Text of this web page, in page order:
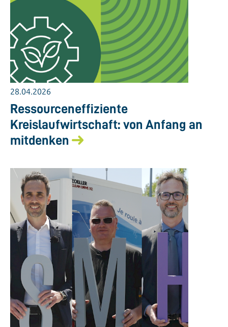
28.04.2026
Ressourceneffiziente
Kreislaufwirtschaft: von Anfang an
mitdenken